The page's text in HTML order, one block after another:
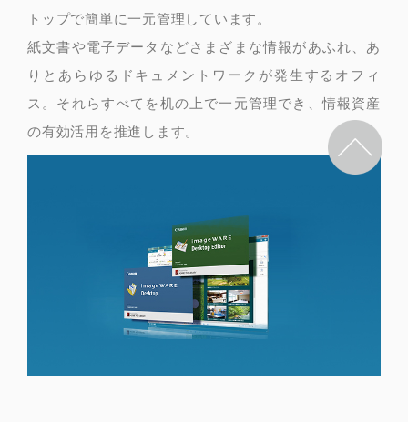
トップで簡単に一元管理しています。
紙文書や電子データなどさまざまな情報があふれ、あ
りとあらゆるドキュメントワークが発生するオフィ
ス。それらすべてを机の上で一元管理でき、情報資産
の有効活用を推進します。